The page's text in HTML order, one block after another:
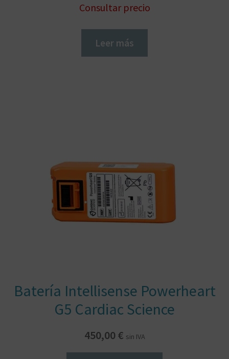
Consultar precio
Leer más
Batería Intellisense Powerheart
G5 Cardiac Science
450,00€ sin IVA